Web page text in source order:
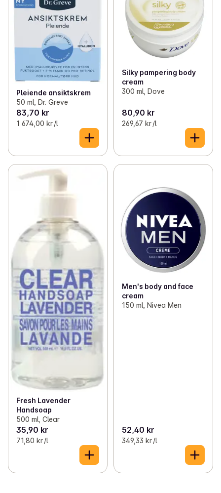
Pleiende ansiktskrem
50 ml, Dr. Greve
83,70 kr
1 674,00 kr /l
Silky pampering body
cream
300 ml, Dove
80,90 kr
269,67 kr /l
Fresh Lavender
Handsoap
500 ml, Clear
35,90 kr
71,80 kr /l
Men's body and face
cream
150 ml, Nivea Men
52,40 kr
349,33 kr /l